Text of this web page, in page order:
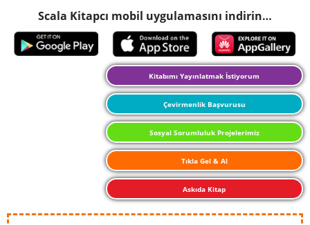
Scala Kitapcı mobil uygulamasını indirin…
Kitabımı Yayınlatmak İstiyorum
Çevirmenlik Başvurusu
Sosyal Sorumluluk Projelerimiz
Tıkla Gel & Al
Askıda Kitap